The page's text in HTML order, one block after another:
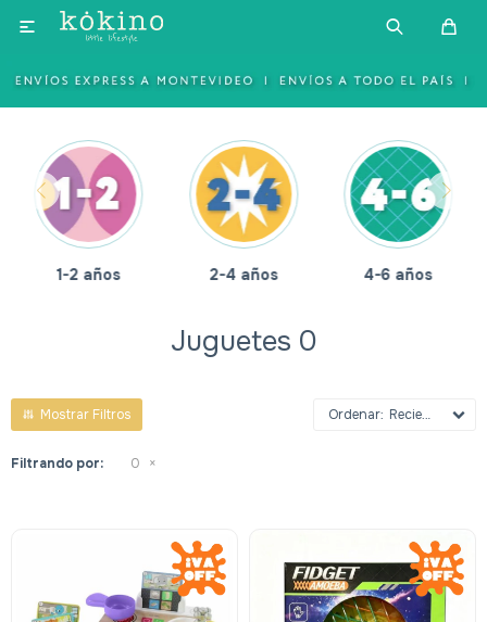

1-2 años 2-4 años 4-6 años
Juguetes 0
Recientes
Filtrando por: 0